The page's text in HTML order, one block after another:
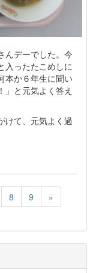
んデーでした。今
入ったたこめしに
本か６年生に聞い
」と元気よく答え
けて、元気よく過
8 9 »